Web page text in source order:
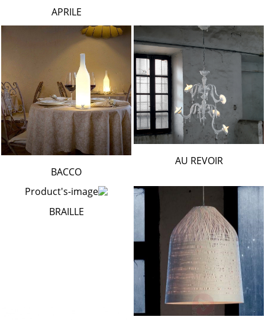
APRILE
AU REVOIR
BACCO
BRAILLE